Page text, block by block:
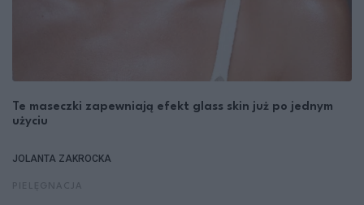
Te maseczki zapewniają efekt glass skin już po jednym
użyciu
JOLANTA ZAKROCKA